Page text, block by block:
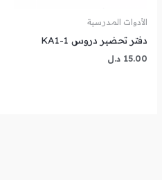
الأدوات المدرسية
دفتر تحضير دروس KA1-1
15.00 د.ل